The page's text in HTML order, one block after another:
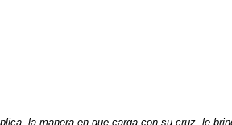
la manera en que carga con su cruz, le